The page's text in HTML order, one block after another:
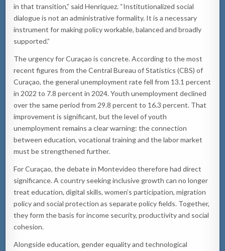
in that transition,” said Henriquez. “Institutionalized social
dialogue is not an administrative formality. It is a necessary
instrument for making policy workable, balanced and broadly
supported.”
The urgency for Curaçao is concrete. According to the most
recent figures from the Central Bureau of Statistics (CBS) of
Curaçao, the general unemployment rate fell from 13.1 percent
in 2022 to 7.8 percent in 2024. Youth unemployment declined
over the same period from 29.8 percent to 16.3 percent. That
improvement is significant, but the level of youth
unemployment remains a clear warning: the connection
between education, vocational training and the labor market
must be strengthened further.
For Curaçao, the debate in Montevideo therefore had direct
significance. A country seeking inclusive growth can no longer
treat education, digital skills, women’s participation, migration
policy and social protection as separate policy fields. Together,
they form the basis for income security, productivity and social
cohesion.
Alongside education, gender equality and technological